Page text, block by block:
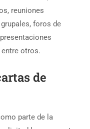
reuniones
foros de
otros.
de
parte de la